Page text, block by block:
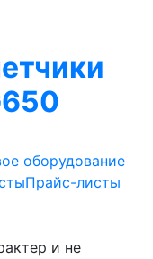
Прайс-листы
и не